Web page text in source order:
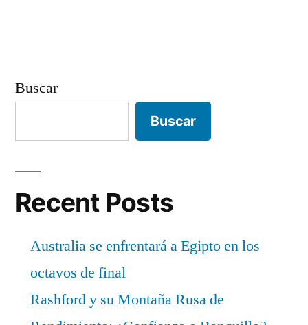
Buscar
Buscar
Recent Posts
Australia se enfrentará a Egipto en los
octavos de final
Rashford y su Montaña Rusa de